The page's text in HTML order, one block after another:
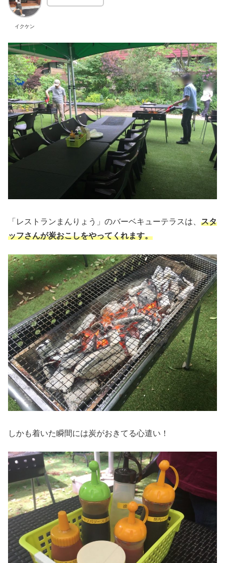
イクケン
「レストランまんりょう」のバーベキューテラスは、 スタ
ッフさんが炭おこしをやってくれます。
しかも着いた瞬間には炭がおきてる心遣い！